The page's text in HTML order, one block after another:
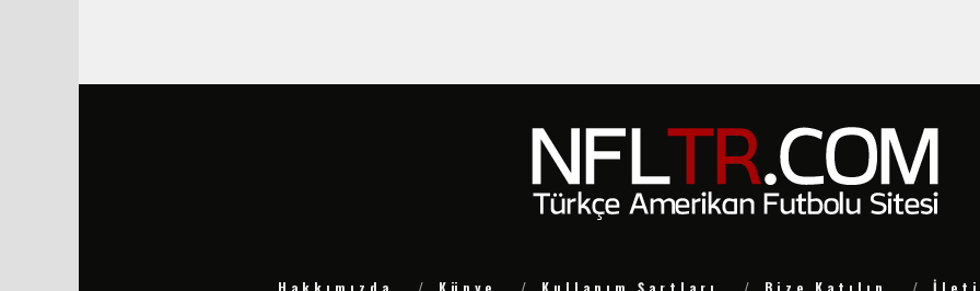
Hakkımızda Künye Kullanım Şartları Bize Katılın